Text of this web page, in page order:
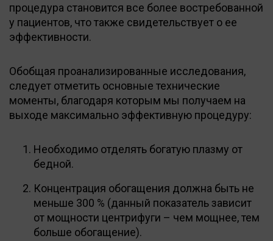
процедура становится все более востребованной
у пациентов, что также свидетельствует о ее
эффективности.
Обобщая проанализированные исследования,
следует отметить основные технические
моменты, благодаря которым мы получаем на
выходе максимально эффективную процедуру:
Необходимо отделять богатую плазму от
бедной.
Концентрация обогащения должна быть не
меньше 300 % (данный показатель зависит
от мощности центрифуги – чем мощнее, тем
больше обогащение).